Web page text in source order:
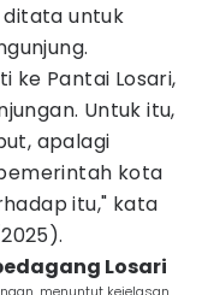
ditata untuk
ke Pantai Losari,
Untuk itu,
apalagi
kota
itu," kata
Losari